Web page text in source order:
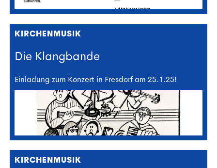
KIRCHENMUSIK
Die Klangbande
Einladung zum Konzert in Fresdorf am 25.1.25!
KIRCHENMUSIK